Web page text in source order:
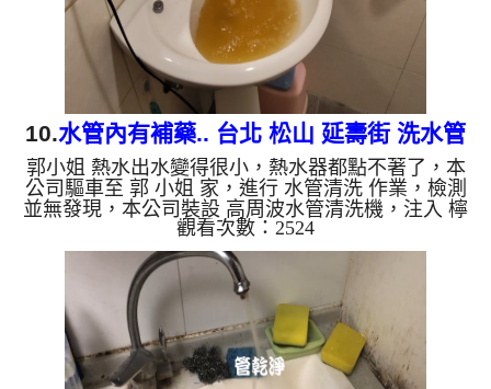
10.水管內有補藥.. 台北 松山 延壽街 洗水管
郭小姐 熱水出水變得很小，熱水器都點不著了，本
公司驅車至 郭 小姐 家，進行 水管清洗 作業，檢測
並無發現，本公司裝設 高周波水管清洗機，注入 檸
檬酸 至水管，等了約15分，開啟 水管清洗機 ，啟動
螺旋波 模式，一洗水管就流出髒水，源源不絕，看
起來就像是補藥一般，二個多小時後，熱水出水量恢
復正常，熱水器也正常動作了。 如是自來水，如水
管老化，會產生鐵鏽跟泥沙堆積，洗出來的水就會是
咖啡色，地下水含有氧化錳，管壁上會結成黑色管
垢，洗出來的水會跟石油一樣黑，有些洗出綠色的
水，是因為裡面有銅的物...
觀看次數：2524